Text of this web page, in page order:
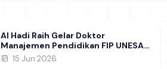
Al Hadi Raih Gelar Doktor
Manajemen Pendidikan FIP UNESA
melalui Riset Pembentukan
15 Jun 2026